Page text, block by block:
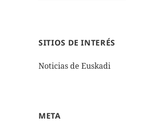
SITIOS DE INTERÉS
Noticias de Euskadi
META